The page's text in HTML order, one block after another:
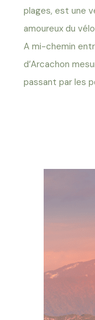
plages, est une
amoureux du
A mi-chemin
d’Arcachon
passant par les